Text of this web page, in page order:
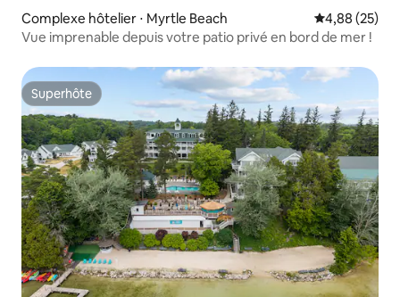
Complexe hôtelier ⋅ Myrtle Beach Évaluation
4,88 (25)
Vue imprenable depuis votre patio privé en bord de mer !
Superhôte
Superhôte